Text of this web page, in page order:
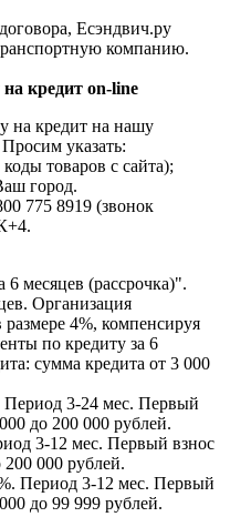
Есэндвич.ру
компанию.
кредит on-line
на кредит на нашу
указать:
товаров с сайта);
город.
775 8919 (звонок
месяцев (рассрочка)".
Организация
4%, компенсируя
по кредиту за 6
сумма кредита от 3 000
3-24 мес. Первый
до 200 000 рублей.
3-12 мес. Первый взнос
000 рублей.
Период 3-12 мес. Первый
до 99 999 рублей.